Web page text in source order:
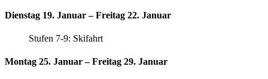
Dienstag 19. Januar – Freitag 22. Januar
Stufen 7-9: Skifahrt
Montag 25. Januar – Freitag 29. Januar